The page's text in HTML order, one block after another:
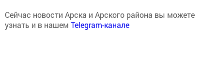
Сейчас новости Арска и Арского района вы можете
узнать и в нашем Telegram-канале